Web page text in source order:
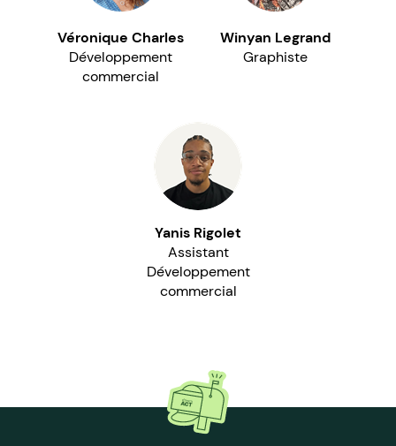
Véronique Charles
Développement
commercial
Winyan Legrand
Graphiste
Yanis Rigolet
Assistant
Développement
commercial